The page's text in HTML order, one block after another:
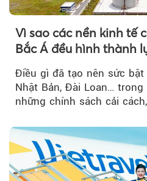
Vì sao các nền kinh tế
Bắc Á đều hình thành
Điều gì đã tạo nên sức bật
Nhật Bản, Đài Loan…
những chính sách cải